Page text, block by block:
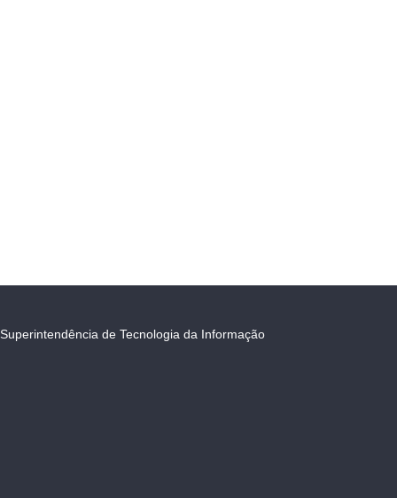
Superintendência de Tecnologia da Informação